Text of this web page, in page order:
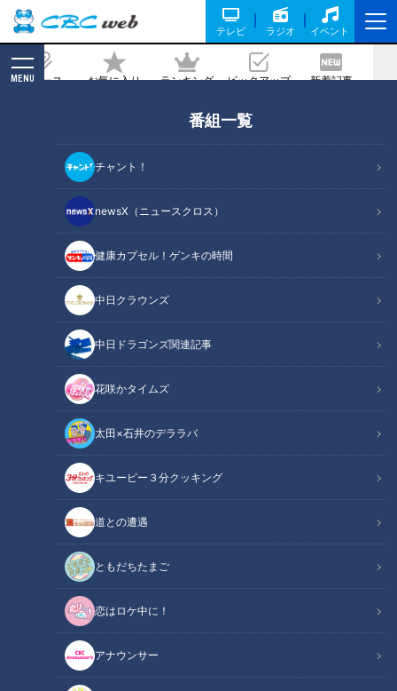
テレビ ラジオ イベント
ニュース お気に入り ランキング ピックアップ 新着記事
MENU
番組一覧
チャント！
newsX（ニュースクロス）
健康カプセル！ゲンキの時間
中日クラウンズ
中日ドラゴンズ関連記事
花咲かタイムズ
太田×石井のデララバ
キユーピー３分クッキング
道との遭遇
ともだちたまご
恋はロケ中に！
アナウンサー
竹の上で座禅!? 愛知・豊明市の「大脇の
梯子獅子」を密着
2024/11/12 06:03
CBCテレビ『チャント！』
チャント！
OMATSURIちゃん
東海地方の激アツな祭りでアツい人を探す企画「OMATSURI
ちゃん」。今回は、愛知・豊明市の「大脇神明社」で毎年10月
に行われる五穀豊穣を祈る「大脇の梯子獅子」を密着しまし